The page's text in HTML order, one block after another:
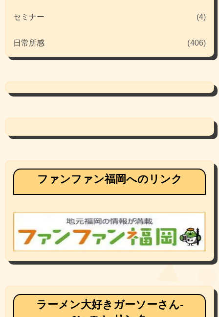
セミナー (4)
日常所感 (406)
ファンファン福岡へのリンク
ラーメン大好きガーソーさん-